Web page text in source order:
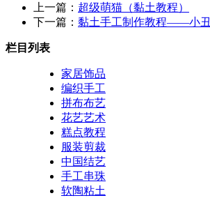
上一篇： 超级萌猫（黏土教程）
下一篇： 黏土手工制作教程——小丑
栏目列表
家居饰品
编织手工
拼布布艺
花艺艺术
糕点教程
服装剪裁
中国结艺
手工串珠
软陶粘土